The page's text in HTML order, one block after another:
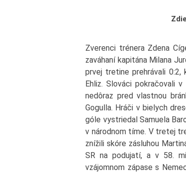
Zverenci trénera Zdena
zaváhaní kapitána Milana
prvej tretine prehrávali
Ehliz. Slováci pokračovali
nedôraz pred vlastnou
Gogulla. Hráči v bielych
góle vystriedal Samuela
v národnom tíme. V tretej
znížili skóre zásluhou
SR na podujatí, a v 58.
vzájomnom zápase s